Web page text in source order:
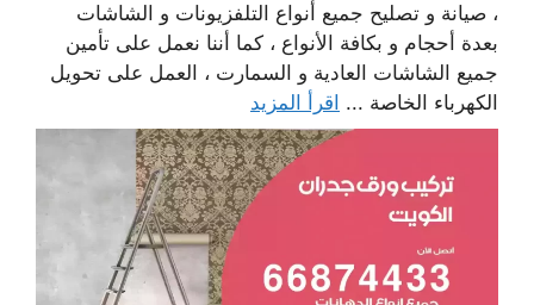
، صيانة و تصليح جميع أنواع التلفزيونات و الشاشات
بعدة أحجام و بكافة الأنواع ، كما أننا نعمل على تأمين
جميع الشاشات العادية و السمارت ، العمل على تحويل
الكهرباء الخاصة ... اقرأ المزيد